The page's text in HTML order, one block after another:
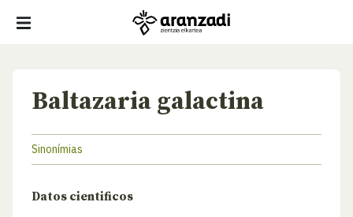
Baltazaria galactina
Sinonímias
Datos cientificos